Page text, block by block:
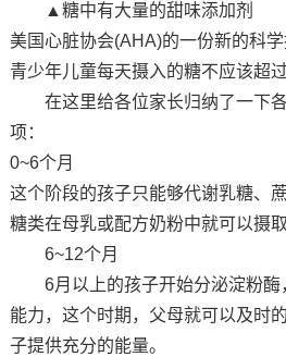
▲糖中有大量的甜味添加剂
美国心脏协会(AHA)的一份新的科
青少年儿童每天摄入的糖不应该超过
在这里给各位家长归纳了一下
项：
0~6个月
这个阶段的孩子只能够代谢乳糖、
糖类在母乳或配方奶粉中就可以摄
6~12个月
6月以上的孩子开始分泌淀粉
能力，这个时期，父母就可以及时
子提供充分的能量。